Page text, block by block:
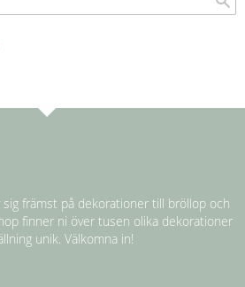
främst på dekorationer till bröllop och
finner ni över tusen olika dekorationer
unik. Välkomna in!